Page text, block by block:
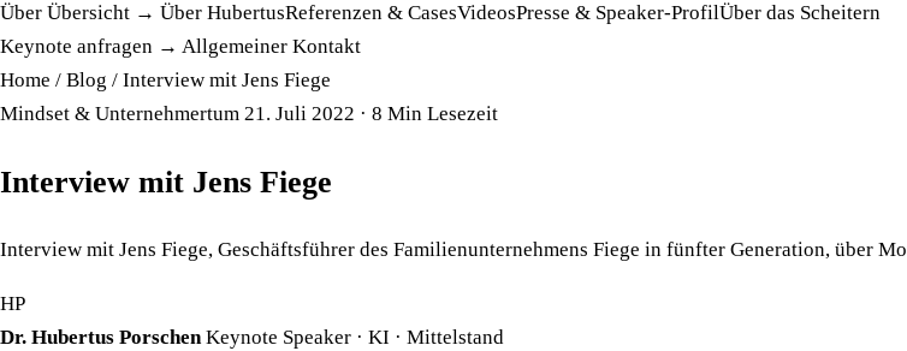
Über Übersicht → Über HubertusReferenzen & CasesVideosPresse & Speaker-ProfilÜber das Scheitern
Keynote anfragen → Allgemeiner Kontakt
Home / Blog / Interview mit Jens Fiege
Mindset & Unternehmertum 21. Juli 2022 · 8 Min Lesezeit
Interview mit Jens Fiege
Interview mit Jens Fiege, Geschäftsführer des Familienunternehmens Fiege in fünfter Generation, über
HP
Dr. Hubertus Porschen Keynote Speaker · KI · Mittelstand